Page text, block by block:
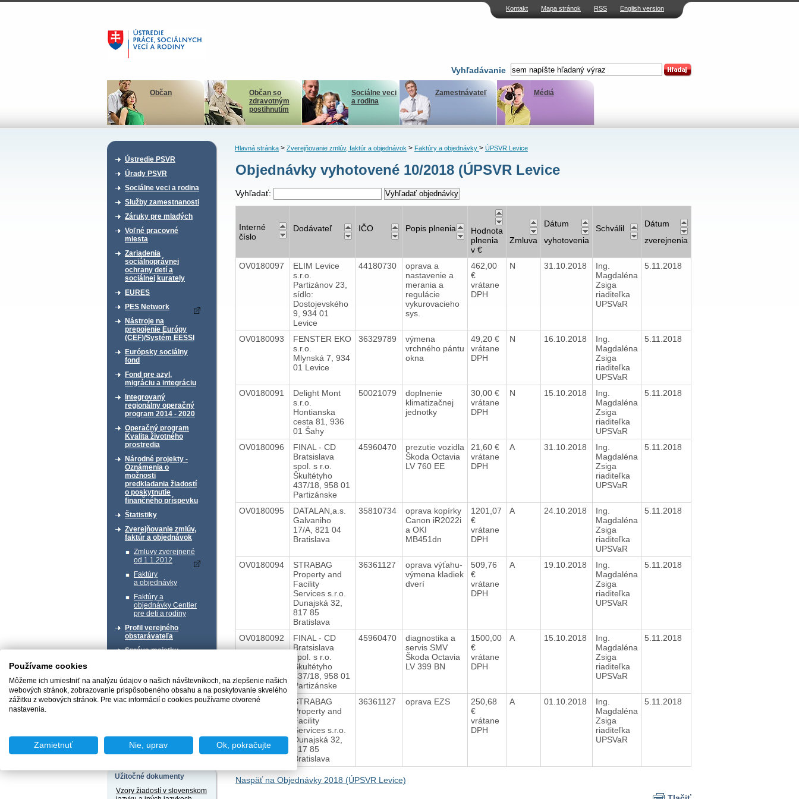
Kontakt Mapa stránok RSS English version
Vyhľadávanie
Občan
Občan so
zdravotným
postihnutím
Sociálne veci
a rodina
Zamestnávateľ Médiá
Ústredie PSVR
Úrady PSVR
Sociálne veci a rodina
Služby zamestnanosti
Záruky pre mladých
Voľné pracovné
miesta
Zariadenia
sociálnoprávnej
ochrany detí a
sociálnej kurately
EURES
PES Network
Nástroje na
prepojenie Európy
(CEF)/Systém EESSI
Európsky sociálny
fond
Fond pre azyl,
migráciu a integráciu
Integrovaný
regionálny operačný
program 2014 - 2020
Operačný program
Kvalita životného
prostredia
Národné projekty -
Oznámenia o
možnosti
predkladania žiadostí
o poskytnutie
finančného príspevku
Štatistiky
Zverejňovanie zmlúv,
faktúr a objednávok
Zmluvy zverejnené
od 1.1.2012
Faktúry
a objednávky
Faktúry a
objednávky Centier
pre deti a rodiny
Profil verejného
obstarávateľa
Správa majetku
Chcem podať podnet
Užitočné dokumenty
Vzory žiadostí v slovenskom
Hlavná stránka> Zverejňovanie zmlúv, faktúr a objednávok> Faktúry a objednávky > ÚPSVR Levice
Objednávky vyhotovené 10/2018 (ÚPSVR Levice
Vyhľadať:
Interné
číslo
Dodávateľ IČO Popis plnenia
Hodnota
plnenia
v €
Zmluva
Dátum
vyhotovenia
Schválil
Dátum
zverejnenia
OV0180097
ELIM Levice
s.r.o.
Partizánov 23,
sídlo:
Dostojevského
9, 934 01
Levice
44180730
oprava a
nastavenie a
merania a
regulácie
vykurovacieho
sys.
462,00
€
vrátane
DPH
N 31.10.2018
Ing.
Magdaléna
Zsiga
riaditeľka
UPSVaR
5.11.2018
OV0180093
FENSTER EKO
s.r.o.
Mlynská 7, 934
01 Levice
36329789
výmena
vrchného pántu
okna
49,20 €
vrátane
DPH
N 16.10.2018
Ing.
Magdaléna
Zsiga
riaditeľka
UPSVaR
5.11.2018
OV0180091
Delight Mont
s.r.o.
Hontianska
cesta 81, 936
01 Šahy
50021079
doplnenie
klimatizačnej
jednotky
30,00 €
vrátane
DPH
N 15.10.2018
Ing.
Magdaléna
Zsiga
riaditeľka
UPSVaR
5.11.2018
OV0180096
FINAL - CD
Bratsislava
spol. s r.o.
Škultétyho
437/18, 958 01
Partizánske
45960470
prezutie vozidla
Škoda Octavia
LV 760 EE
21,60 €
vrátane
DPH
A 31.10.2018
Ing.
Magdaléna
Zsiga
riaditeľka
UPSVaR
5.11.2018
OV0180095
DATALAN,a.s.
Galvaniho
17/A, 821 04
Bratislava
35810734
oprava kopírky
Canon iR2022i
a OKI
MB451dn
1201,07
€
vrátane
DPH
A 24.10.2018
Ing.
Magdaléna
Zsiga
riaditeľka
UPSVaR
5.11.2018
OV0180094
STRABAG
Property and
Facility
Services s.r.o.
Dunajská 32,
817 85
Bratislava
36361127
oprava výťahu-
výmena kladiek
dverí
509,76
€
vrátane
DPH
A 19.10.2018
Ing.
Magdaléna
Zsiga
riaditeľka
UPSVaR
5.11.2018
OV0180092
FINAL - CD
Bratsislava
spol. s r.o.
Škultétyho
437/18, 958 01
Partizánske
45960470
diagnostika a
servis SMV
Škoda Octavia
LV 399 BN
1500,00
€
vrátane
DPH
A 15.10.2018
Ing.
Magdaléna
Zsiga
riaditeľka
UPSVaR
5.11.2018
OV0180089
STRABAG
Property and
Facility
Services s.r.o.
Dunajská 32,
817 85
Bratislava
36361127 oprava EZS
250,68
€
vrátane
DPH
A 01.10.2018
Ing.
Magdaléna
Zsiga
riaditeľka
UPSVaR
5.11.2018
Naspäť na Objednávky 2018 (ÚPSVR Levice)
Používame cookies
Môžeme ich umiestniť na analýzu údajov o našich návštevníkoch, na zlepšenie našich
webových stránok, zobrazovanie prispôsobeného obsahu a na poskytovanie skvelého
zážitku z webových stránok. Pre viac informácií o cookies používame otvorené
nastavenia.
Zamietnuť Nie, uprav Ok, pokračujte